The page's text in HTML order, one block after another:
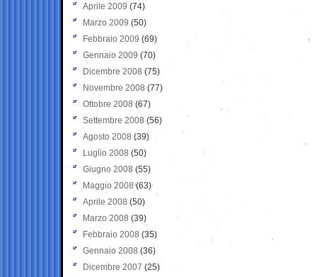
Aprile 2009 (74)
Marzo 2009 (50)
Febbraio 2009 (69)
Gennaio 2009 (70)
Dicembre 2008 (75)
Novembre 2008 (77)
Ottobre 2008 (67)
Settembre 2008 (56)
Agosto 2008 (39)
Luglio 2008 (50)
Giugno 2008 (55)
Maggio 2008(63)
Aprile 2008 (50)
Marzo 2008 (39)
Febbraio 2008 (35)
Gennaio 2008 (36)
Dicembre 2007 (25)